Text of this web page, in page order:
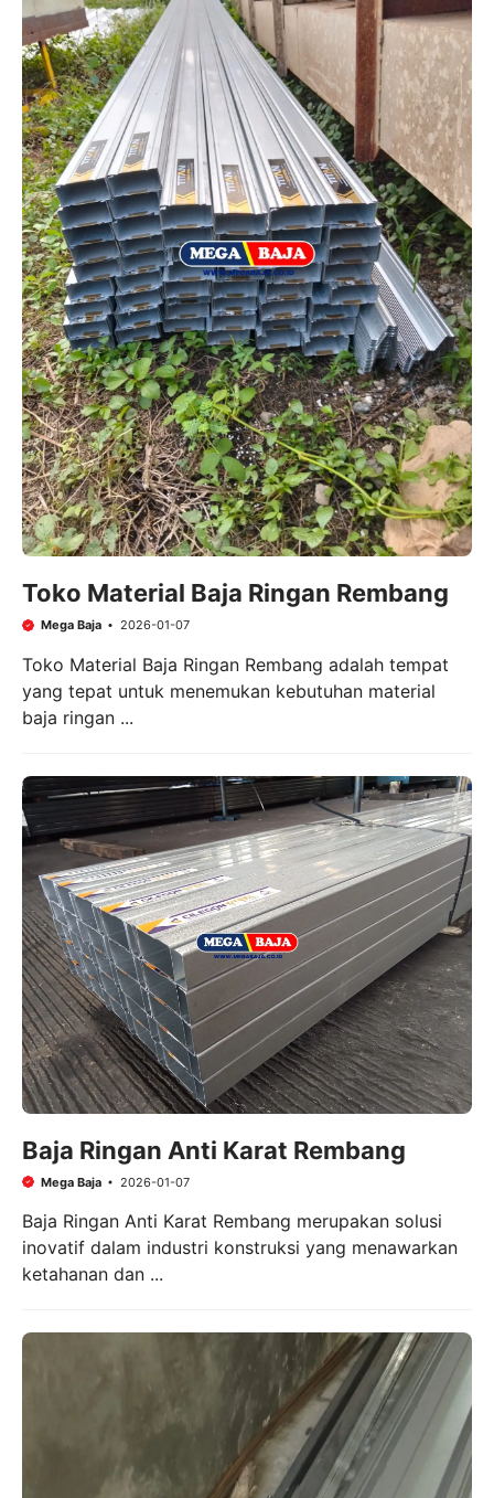
Toko Material Baja Ringan Rembang
Mega Baja 2026-01-07
Toko Material Baja Ringan Rembang adalah tempat
yang tepat untuk menemukan kebutuhan material
baja ringan ...
Baja Ringan Anti Karat Rembang
Mega Baja 2026-01-07
Baja Ringan Anti Karat Rembang merupakan solusi
inovatif dalam industri konstruksi yang menawarkan
ketahanan dan ...